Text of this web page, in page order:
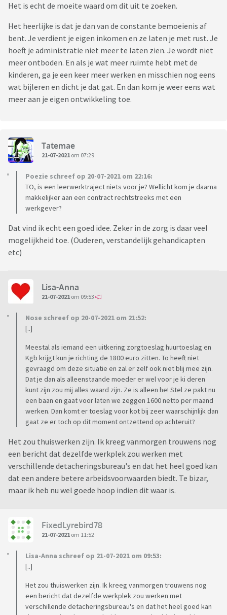
Het is echt de moeite waard om dit uit te zoeken.
Het heerlijke is dat je dan van de constante bemoeienis af
bent. Je verdient je eigen inkomen en ze laten je met rust. Je
hoeft je administratie niet meer te laten zien. Je wordt niet
meer ontboden. En als je wat meer ruimte hebt met de
kinderen, ga je een keer meer werken en misschien nog eens
wat bijleren en dicht je dat gat. En dan kom je weer eens wat
meer aan je eigen ontwikkeling toe.
Tatemae
21-07-2021 om 07:29
Poezie schreef op 20-07-2021 om 22:16:
TO, is een leerwerktraject niets voor je? Wellicht kom je daarna
makkelijker aan een contract rechtstreeks met een
werkgever?
Dat vind ik echt een goed idee. Zeker in de zorg is daar veel
mogelijkheid toe. (Ouderen, verstandelijk gehandicapten
etc)
Lisa-Anna
21-07-2021 om 09:53
Nose schreef op 20-07-2021 om 21:52:
[..]
Meestal als iemand een uitkering zorgtoeslag huurtoeslag en
Kgb krijgt kun je richting de 1800 euro zitten. To heeft niet
gevraagd om deze situatie en zal er zelf ook niet blij mee zijn.
Dat je dan als alleenstaande moeder er wel voor je ki deren
kunt zijn zou mij alles waard zijn. Ze is alleen he! Stel ze pakt nu
een baan en gaat voor laten we zeggen 1600 netto per maand
werken. Dan komt er toeslag voor kot bij zeer waarschijnlijk dan
gaat ze er toch op dit moment ontzettend op achteruit?
Het zou thuiswerken zijn. Ik kreeg vanmorgen trouwens nog
een bericht dat dezelfde werkplek zou werken met
verschillende detacheringsbureau's en dat het heel goed kan
dat een andere betere arbeidsvoorwaarden biedt. Te bizar,
maar ik heb nu wel goede hoop indien dit waar is.
FixedLyrebird78
21-07-2021 om 11:52
Lisa-Anna schreef op 21-07-2021 om 09:53:
[..]
Het zou thuiswerken zijn. Ik kreeg vanmorgen trouwens nog
een bericht dat dezelfde werkplek zou werken met
verschillende detacheringsbureau's en dat het heel goed kan